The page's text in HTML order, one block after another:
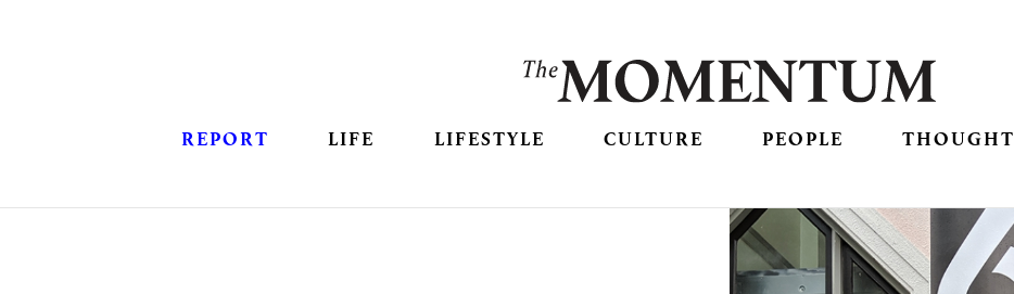
REPORT LIFE LIFESTYLE CULTURE PEOPLE THOUGHT